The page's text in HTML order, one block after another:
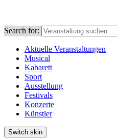
Search for:
Aktuelle Veranstaltungen
Musical
Kabarett
Sport
Ausstellung
Festivals
Konzerte
Künstler
Switch skin